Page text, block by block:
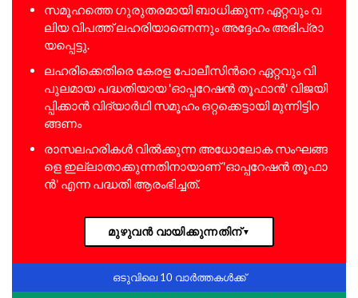
സ​മൂ​ഹ​ത്തെ ഗു​രു​ത​ര​മാ​യി ബാ​ധി​ക്കു​ന്ന ഏ​റ്റ​വും വ​
ലി​യ വി​പ​ത്ത് ല​ഹ​രി​യാ​ണെ​ന്നും അ​ദ്ദേ​ഹം അ​ഭി​പ്രാ​
യ​പ്പെ​ട്ടു.
ല​ഹ​രി​ക്കെ​തി​രെ കേ​ര​ള പോ​ലീ​സി​ന്‍റെ ഏ​റ്റ​വും വി​
പു​ല​മാ​യ പ​ദ്ധ​തി​യാ​യ 'ഓ​പ്പ​റേ​ഷ​ന്‍ തൂ​ഫാ​ന്‍' വി​ജ​യി​
പ്പി​ക്കാ​ന്‍ വി​ദ്യാ​ര്‍​ഥി സ​മൂ​ഹം ഒ​റ്റ​ക്കെ​ട്ടാ​യി മു​ന്നി​ട്ടി​റ​
ങ്ങ​ണം
രാ​സ​ല​ഹ​രി​ക​ള്‍ വി​ല്‍​ക്കു​ന്ന അ​ധോ​ലോ​ക സം​ഘ​ങ്ങ​
ളെ ഇ​ല്ലാ​താ​ക്കു​ന്ന​തി​നാ​യാ​ണ് 'ഓ​പ്പ​റേ​ഷ​ന്‍ തൂ​ഫാ​
ന്‍' എ​ന്ന പ​ദ്ധ​തി ആ​രം​ഭി​ച്ച​ത്.
മുഴുവൻ വായിക്കുന്നതിന്▼
ഒടുവിലെ 10 വാർത്തകൾക്ക്